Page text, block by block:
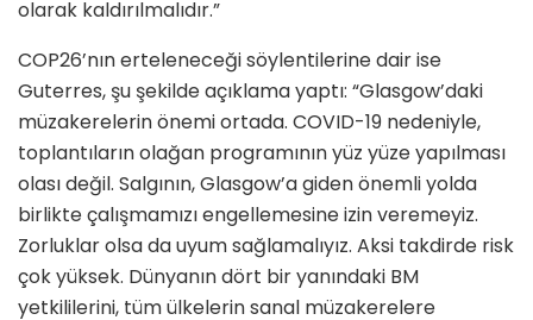
olarak kaldırılmalıdır.”
COP26’nın erteleneceği söylentilerine dair ise
Guterres, şu şekilde açıklama yaptı: “Glasgow’daki
müzakerelerin önemi ortada. COVID-19 nedeniyle,
toplantıların olağan programının yüz yüze yapılması
olası değil. Salgının, Glasgow’a giden önemli yolda
birlikte çalışmamızı engellemesine izin veremeyiz.
Zorluklar olsa da uyum sağlamalıyız. Aksi takdirde risk
çok yüksek. Dünyanın dört bir yanındaki BM
yetkililerini, tüm ülkelerin sanal müzakerelere